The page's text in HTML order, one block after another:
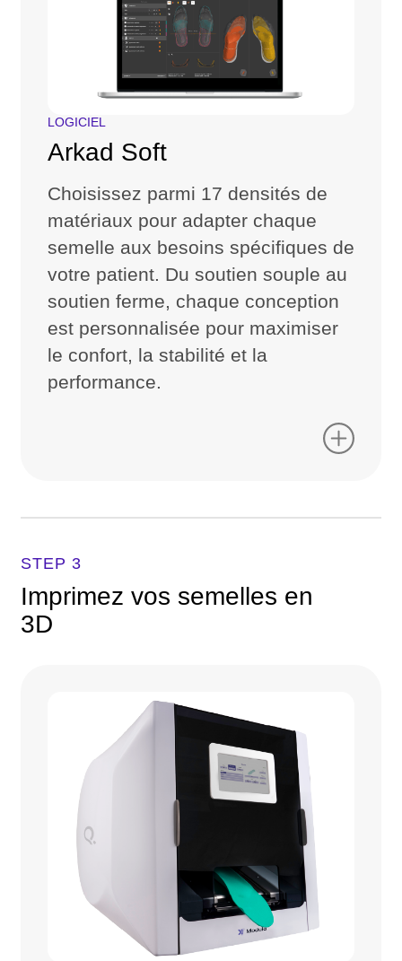
LOGICIEL
Arkad Soft
Choisissez parmi 17 densités de
matériaux pour adapter chaque
semelle aux besoins spécifiques de
votre patient. Du soutien souple au
soutien ferme, chaque conception
est personnalisée pour maximiser
le confort, la stabilité et la
performance.
STEP 3
Imprimez vos semelles en
3D